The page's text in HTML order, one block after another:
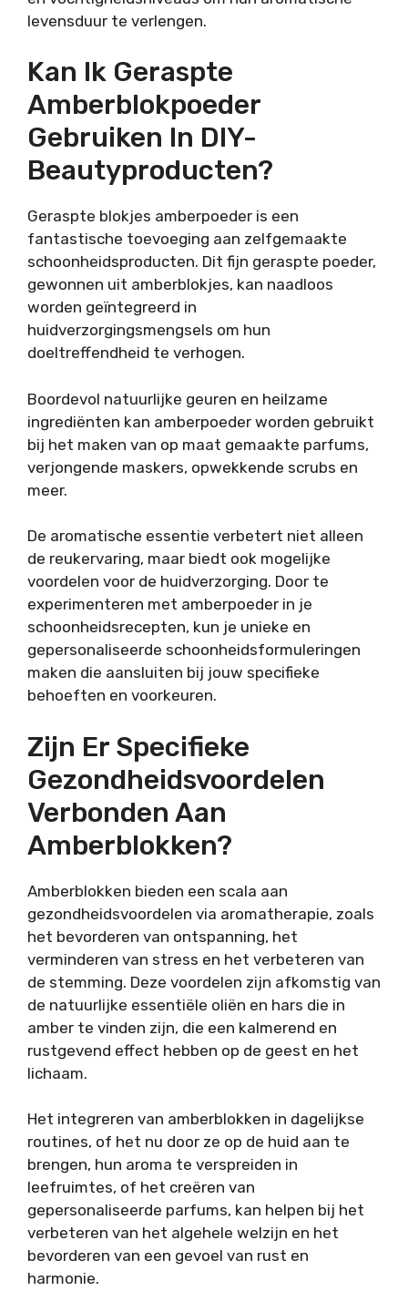
levensduur te verlengen.
Kan Ik Geraspte
Amberblokpoeder
Gebruiken In DIY-
Beautyproducten?
Geraspte blokjes amberpoeder is een
fantastische toevoeging aan zelfgemaakte
schoonheidsproducten. Dit fijn geraspte poeder,
gewonnen uit amberblokjes, kan naadloos
worden geïntegreerd in
huidverzorgingsmengsels om hun
doeltreffendheid te verhogen.
Boordevol natuurlijke geuren en heilzame
ingrediënten kan amberpoeder worden gebruikt
bij het maken van op maat gemaakte parfums,
verjongende maskers, opwekkende scrubs en
meer.
De aromatische essentie verbetert niet alleen
de reukervaring, maar biedt ook mogelijke
voordelen voor de huidverzorging. Door te
experimenteren met amberpoeder in je
schoonheidsrecepten, kun je unieke en
gepersonaliseerde schoonheidsformuleringen
maken die aansluiten bij jouw specifieke
behoeften en voorkeuren.
Zijn Er Specifieke
Gezondheidsvoordelen
Verbonden Aan
Amberblokken?
Amberblokken bieden een scala aan
gezondheidsvoordelen via aromatherapie, zoals
het bevorderen van ontspanning, het
verminderen van stress en het verbeteren van
de stemming. Deze voordelen zijn afkomstig van
de natuurlijke essentiële oliën en hars die in
amber te vinden zijn, die een kalmerend en
rustgevend effect hebben op de geest en het
lichaam.
Het integreren van amberblokken in dagelijkse
routines, of het nu door ze op de huid aan te
brengen, hun aroma te verspreiden in
leefruimtes, of het creëren van
gepersonaliseerde parfums, kan helpen bij het
verbeteren van het algehele welzijn en het
bevorderen van een gevoel van rust en
harmonie.